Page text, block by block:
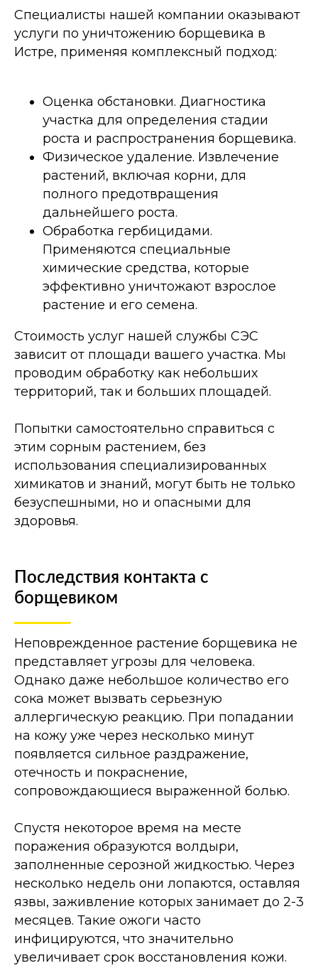
Специалисты нашей компании оказывают
услуги по уничтожению борщевика в
Истре, применяя комплексный подход:
Оценка обстановки. Диагностика
участка для определения стадии
роста и распространения борщевика.
Физическое удаление. Извлечение
растений, включая корни, для
полного предотвращения
дальнейшего роста.
Обработка гербицидами.
Применяются специальные
химические средства, которые
эффективно уничтожают взрослое
растение и его семена.
Стоимость услуг нашей службы СЭС
зависит от площади вашего участка. Мы
проводим обработку как небольших
территорий, так и больших площадей.
Попытки самостоятельно справиться с
этим сорным растением, без
использования специализированных
химикатов и знаний, могут быть не только
безуспешными, но и опасными для
здоровья.
Последствия контакта с
борщевиком
Неповрежденное растение борщевика не
представляет угрозы для человека.
Однако даже небольшое количество его
сока может вызвать серьезную
аллергическую реакцию. При попадании
на кожу уже через несколько минут
появляется сильное раздражение,
отечность и покраснение,
сопровождающиеся выраженной болью.
Спустя некоторое время на месте
поражения образуются волдыри,
заполненные серозной жидкостью. Через
несколько недель они лопаются, оставляя
язвы, заживление которых занимает до 2-3
месяцев. Такие ожоги часто
инфицируются, что значительно
увеличивает срок восстановления кожи.